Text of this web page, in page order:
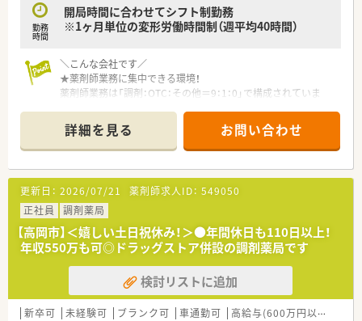
★業界トップクラスの認定薬局数と盤石化を図る組織体制
全店舗で地域連携薬局を目指している地域に根差した調剤薬局
がん診療連携拠点病院等との密な連携を行いつつ、より高度な薬
学管理や、
高い専門性が求められる特殊な調剤に対応できる専門医療機関
連携薬局も取得しています。
本社から業界動向などの情報が常に発信されており、患者様や医
療機関と信頼関係を築きやすい体制があるのも認定薬局が増え
ている理由の1つです。
★安心して働ける環境と福利厚生制度
年間休日が「126日相当時間」と業界トップクラスのさくら薬局
では産休・育休の希望取得率も100％！長く働き続けるための環
境づくりを考え、ライフステージに応じた福利厚生をご用意して
います。
また、患者さまへの想いをカタチにする「リトルチャレンジ制
度」では「現場主義」を念頭に、
地域・店舗ごとに異なる患者さまのニーズやスタッフの思いを実
現する取り組みも行っています。
入社後もひとりひとりの薬剤師像に近しい多彩なキャリアステ
勤務
時間
開局時間に合わせてシフト制勤務
※1ヶ月単位の変形労働時間制（週平均40時間）
＼こんな会社です／
★薬剤師業務に集中できる環境！
薬剤師業務は「調剤：OTC：その他＝9：1：0」で構成されていま
また、1人1台iPadが支給されるためカスタマイズ機能も利用で
き、ストレスなく薬歴記載ができます。
このように利便性の高いシステムを導入することで、時間を有効
活用し対人業務を充実させることが可能です。
★地域に密着した健康ステーション！
スーパーやスポーツクラブなどのグループ企業と共に、多業種と
連携した出店をしております。
「調剤の待ち時間に買物を…」「いつも利用するスーパーでお薬
を受け取れると便利…」といった利便性・集客力があり、
不特定多数の医療機関から発行された面分業の処方せんが集ま
取り扱う薬剤の種類が多く、疾患内容も多岐にわたっており、幅
広い勉強ができるのも特徴です。
詳細を見る お問い合わせ
更新日： 2026/07/21 薬剤師求人ID： 549050
正社員
調剤薬局
【高岡市】＜嬉しい土日祝休み！＞●年間休日も110日以上！
年収550万も可◎ドラッグストア併設の調剤薬局です
検討リストに追加
新卒可 未経験可 ブランク可 車通勤可 高給与(600万円以上)